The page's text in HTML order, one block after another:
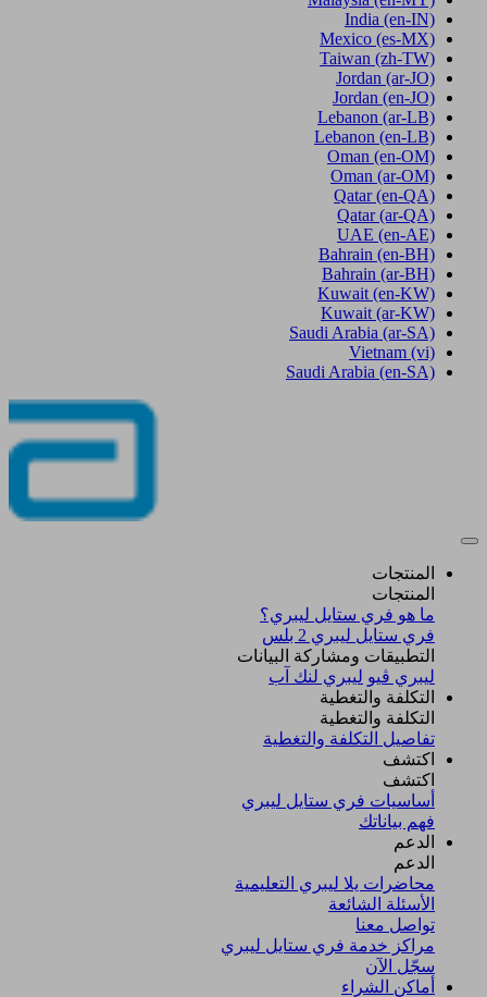
India (en-IN)
Mexico (es-MX)
Taiwan (zh-TW)
Jordan (ar-JO)
Jordan (en-JO)
Lebanon (ar-LB)
Lebanon (en-LB)
Oman (en-OM)
Oman (ar-OM)
Qatar (en-QA)
Qatar (ar-QA)
UAE (en-AE)
Bahrain (en-BH)
Bahrain (ar-BH)
Kuwait (en-KW)
Kuwait (ar-KW)
Saudi Arabia (ar-SA)
Vietnam (vi)
Saudi Arabia (en-SA)
المنتجات
المنتجات
ما هو فري ستايل ليبري؟
فري ستايل ليبري 2 بلس​
التطبيقات ومشاركة البيانات
ليبري ڤيو ليبري لنك آب
التكلفة والتغطية
التكلفة والتغطية
تفاصيل التكلفة والتغطية
اكتشف​
اكتشف​
أساسيات فري ستايل ليبري
فهم بياناتك
الدعم
الدعم
محاضرات يلا ليبري التعليمية
الأسئلة الشائعة
تواصل معنا
مراكز خدمة فري ستايل ليبري
سجّل الآن​
أماكن الشراء